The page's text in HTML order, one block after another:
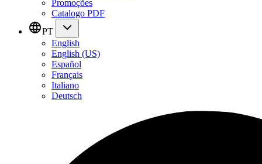
Promoções
Catalogo PDF
PT
English
English (US)
Español
Français
Italiano
Deutsch